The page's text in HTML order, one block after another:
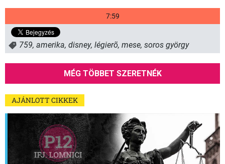
7:59
759, amerika, disney, légierõ, mese, soros györgy
MÉG TÖBBET SZERETNÉK
AJÁNLOTT CIKKEK